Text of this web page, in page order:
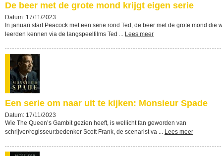
De beer met de grote mond krijgt eigen serie
Datum: 17/11/2023
In januari start Peacock met een serie rond Ted, de beer met de grote mond die
leerden kennen via de langspeelfilms Ted ... Lees meer
Een serie om naar uit te kijken: Monsieur Spade
Datum: 17/11/2023
Wie The Queen’s Gambit gezien heeft, is wellicht fan geworden van
schrijver/regisseur:bedenker Scott Frank, de scenarist va ... Lees meer